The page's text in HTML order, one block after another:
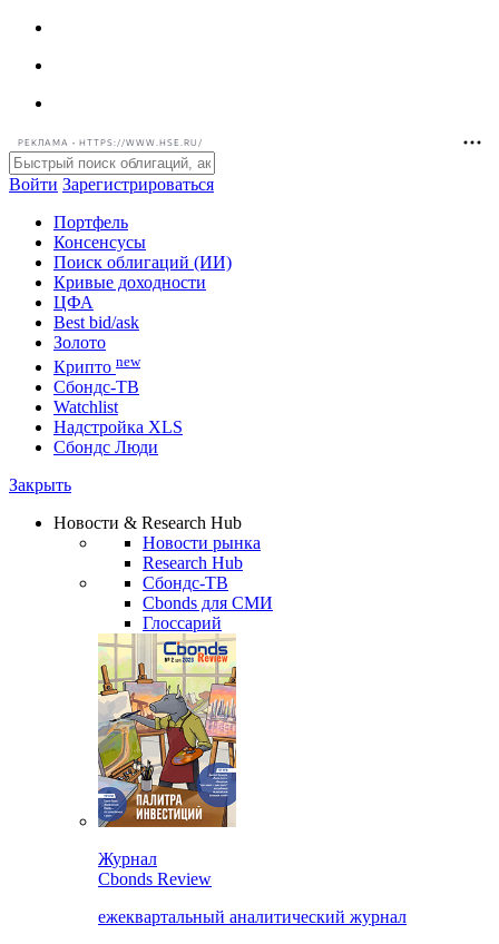
РЕКЛАМА • HTTPS://WWW.HSE.RU/
Войти Зарегистрироваться
Портфель
Консенсусы
Поиск облигаций (ИИ)
Кривые доходности
ЦФА
Best bid/ask
Золото
Крипто new
Сбондс-ТВ
Watchlist
Надстройка XLS
Сбондс Люди
Закрыть
Новости & Research Hub
Новости рынка
Research Hub
Сбондс-ТВ
Cbonds для СМИ
Глоссарий
Журнал
Cbonds Review
ежеквартальный аналитический журнал